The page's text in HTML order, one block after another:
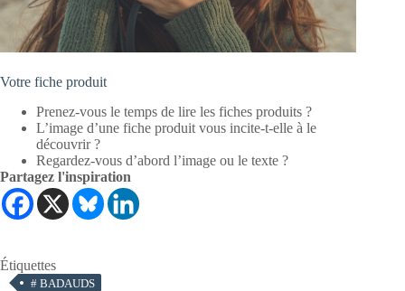
Votre fiche produit
Prenez-vous le temps de lire les fiches produits ?
L’image d’une fiche produit vous incite-t-elle à le
découvrir ?
Regardez-vous d’abord l’image ou le texte ?
Partagez l'inspiration
Étiquettes
# BADAUDS